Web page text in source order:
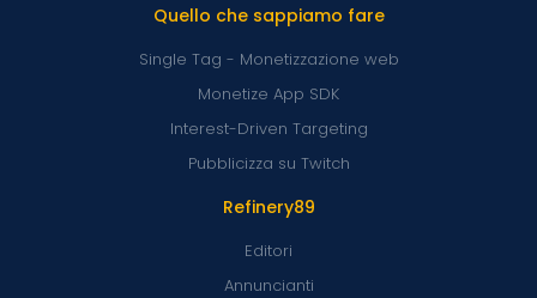
Refinery89
Editori
Annuncianti
Quello che sappiamo fare
Single Tag - Monetizzazione web
Monetize App SDK
Interest-Driven Targeting
Pubblicizza su Twitch